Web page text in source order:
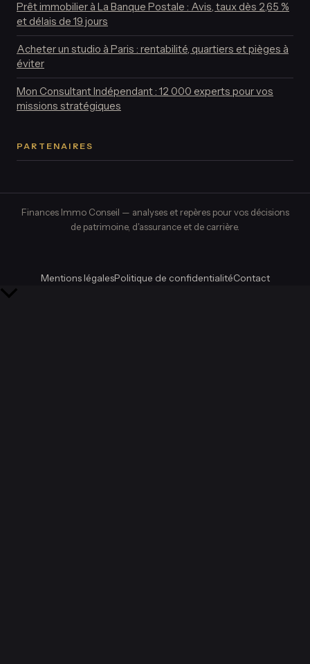
Prêt immobilier à La Banque Postale : Avis, taux dès 2,65 %
et délais de 19 jours
Acheter un studio à Paris : rentabilité, quartiers et pièges à
éviter
Mon Consultant Indépendant : 12 000 experts pour vos
missions stratégiques
PARTENAIRES
Finances Immo Conseil — analyses et repères pour vos décisions
de patrimoine, d'assurance et de carrière.
Mentions légalesPolitique de confidentialitéContact